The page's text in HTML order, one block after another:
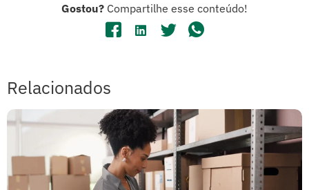
Gostou? Compartilhe esse conteúdo!
Relacionados